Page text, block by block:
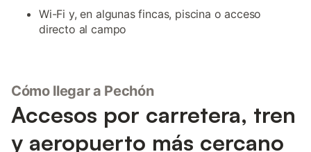
Wi-Fi y, en algunas fincas, piscina o acceso
directo al campo
Cómo llegar a Pechón
Accesos por carretera, tren
y aeropuerto más cercano